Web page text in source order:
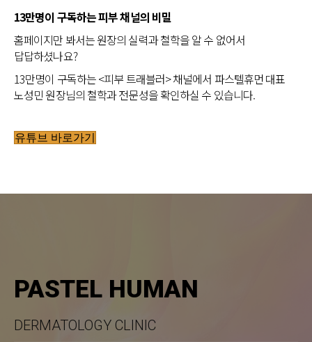
13만명이 구독하는 피부 채널의 비밀
홈페이지만 봐서는 원장의 실력과 철학을 알 수 없어서
답답하셨나요?
13만명이 구독하는 <피부 트래블러> 채널에서 파스텔휴먼 대표
노성민 원장님의 철학과 전문성을 확인하실 수 있습니다.
유튜브 바로가기
PASTEL HUMAN
DERMATOLOGY CLINIC